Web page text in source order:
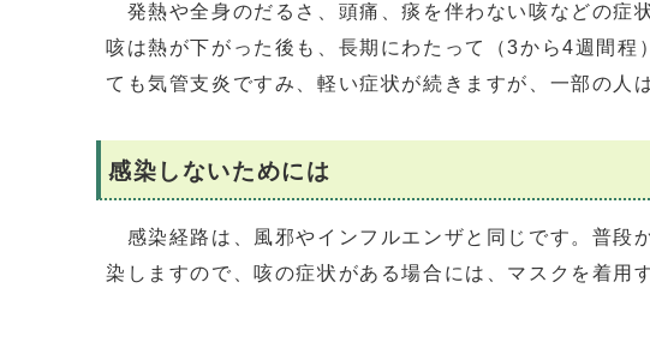
発熱や全身のだるさ、頭痛、痰を伴わない咳などの症
咳は熱が下がった後も、長期にわたって（3から4週間
ても気管支炎ですみ、軽い症状が続きますが、一部の人
感染しないためには
感染経路は、風邪やインフルエンザと同じです。普段
染しますので、咳の症状がある場合には、マスクを着用